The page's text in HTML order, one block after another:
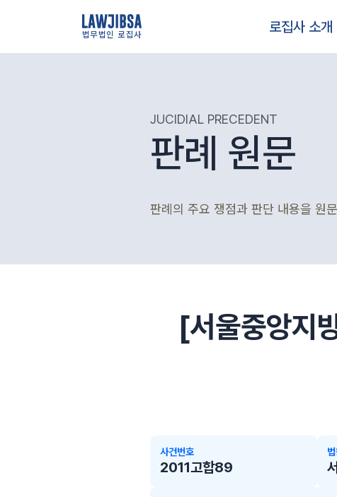
법무법인 로집사 로집사 소개
JUCIDIAL PRECEDENT
판례 원문
판례의 주요 쟁점과 판단 내용을 원
[서울중앙지
사건번호
2011고합89